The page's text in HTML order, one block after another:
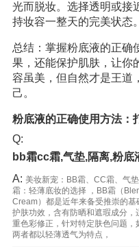
光而脱妆。选择透明或接
持妆容一整天的完美状态。
总结：掌握粉底液的正确
果，还能保护肌肤，让你
容虽美，但自然才是王道
己。
粉底液的正确使用方法：
Q:
bb霜cc霜,气垫,隔离,粉底
A: 美妆新宠：BB霜、CC霜、气
霜：轻薄底妆的选择 ，BB霜（
Cream）都是近年来备受推崇的
护肤功效，含有防晒和遮瑕成分
重色彩修正，针对特定肤色问题，
两者都以轻薄透气为特点，